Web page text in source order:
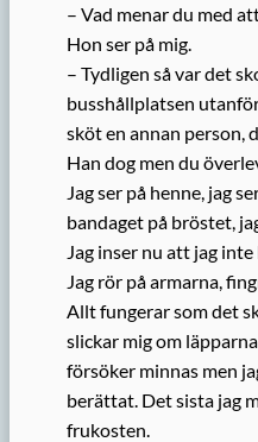
– Vad menar du med
Hon ser på mig.
– Tydligen så var det
busshållplatsen
sköt en annan person,
Han dog men du
Jag ser på henne, jag
bandaget på bröstet,
Jag inser nu att jag
Jag rör på armarna,
Allt fungerar som det
slickar mig om
försöker minnas men
berättat. Det sista jag
frukosten.